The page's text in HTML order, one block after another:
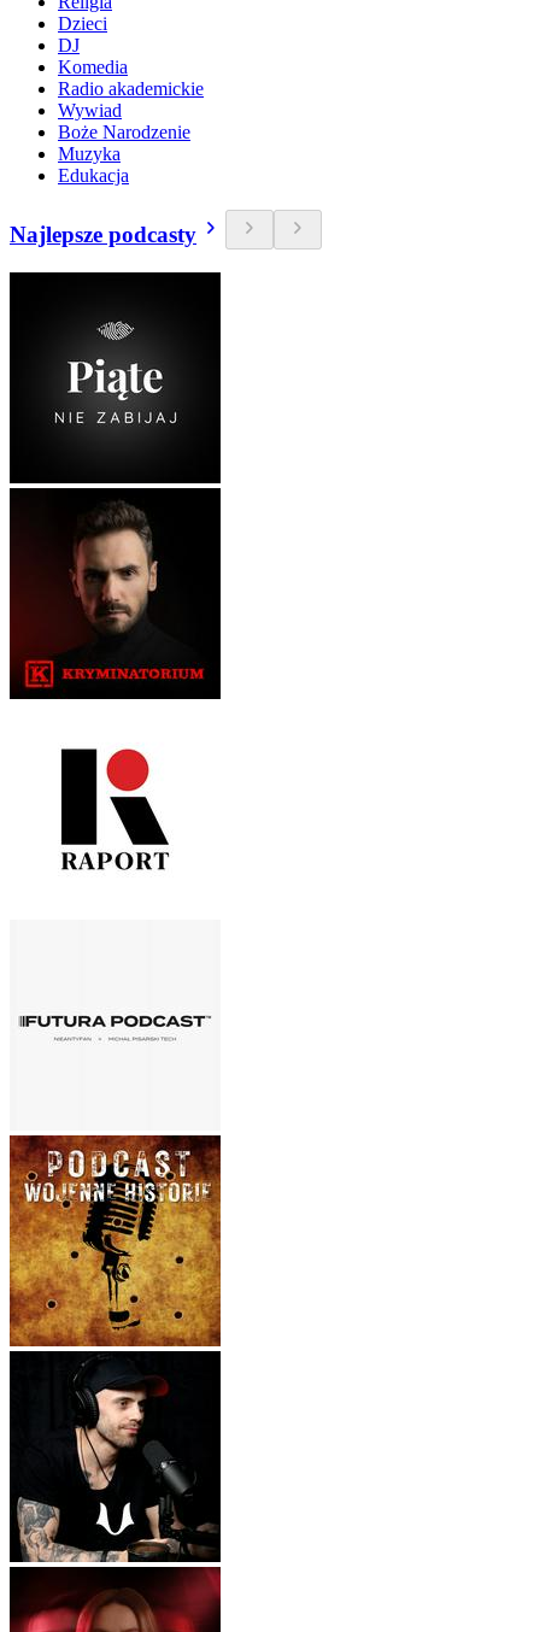
Dzieci
DJ
Komedia
Radio akademickie
Wywiad
Boże Narodzenie
Muzyka
Edukacja
Najlepsze podcasty